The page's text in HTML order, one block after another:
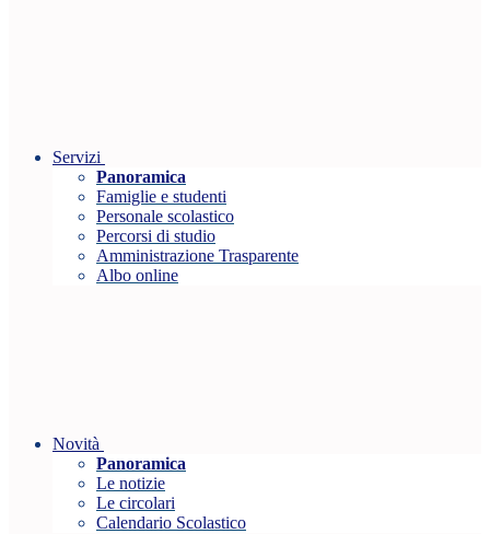
Servizi
Panoramica
Famiglie e studenti
Personale scolastico
Percorsi di studio
Amministrazione Trasparente
Albo online
Novità
Panoramica
Le notizie
Le circolari
Calendario Scolastico